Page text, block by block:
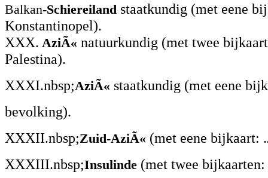
Balkan-Schiereiland staatkundig (met eene
Konstantinopel).
XXX. AziÃ« natuurkundig (met twee
Palestina).
XXXI.nbsp;AziÃ« staatkundig (met eene
bevolking).
XXXII.nbsp;Zuid-AziÃ« (met eene bijkaart:
XXXIII.nbsp;Insulinde (met twee